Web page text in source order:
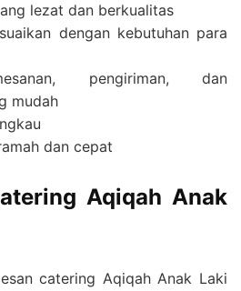
lezat dan berkualitas
dengan kebutuhan para
pengiriman, dan
mudah
dan cepat
Aqiqah Anak
catering Aqiqah Anak Laki